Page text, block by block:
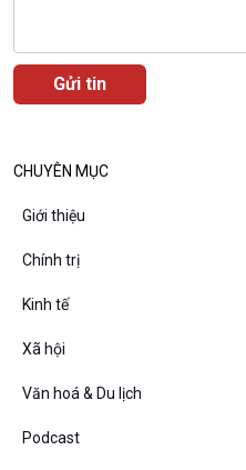
VOV1 đặc biệt
Thanh âm ký sự
Các chương trình đặc biệt
CHUYÊN MỤC
Giới thiệu
Chính trị
Kinh tế
Xã hội
Văn hoá & Du lịch
Podcast